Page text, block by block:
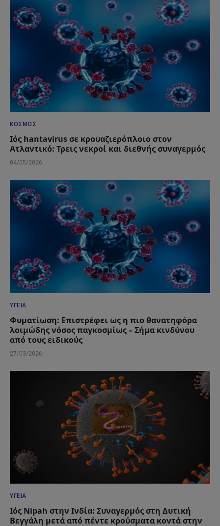
ΚΌΣΜΟΣ
Ιός hantavirus σε κρουαζιερόπλοιο στον
Ατλαντικό: Τρεις νεκροί και διεθνής συναγερμός
04/05/2026
ΥΓΕΊΑ
Φυματίωση: Επιστρέφει ως η πιο θανατηφόρα
λοιμώδης νόσος παγκοσμίως – Σήμα κινδύνου
από τους ειδικούς
27/03/2026
ΥΓΕΊΑ
Ιός Nipah στην Ινδία: Συναγερμός στη Δυτική
Βεγγάλη μετά από πέντε κρούσματα κοντά στην